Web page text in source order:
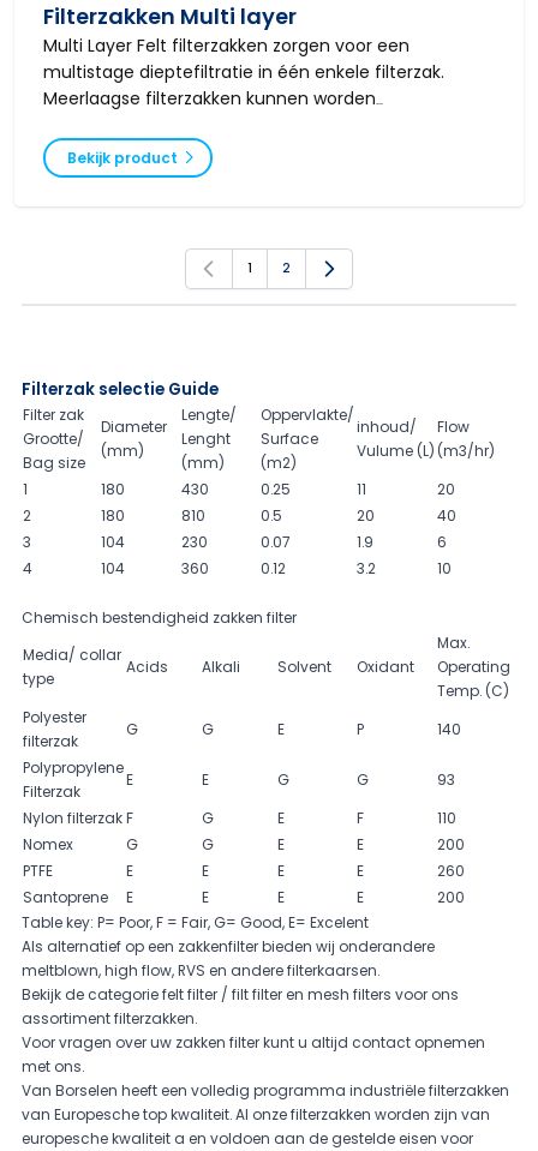
Filterzakken Multi layer
Multi Layer Felt filterzakken zorgen voor een
multistage dieptefiltratie in één enkele filterzak.
Meerlaagse filterzakken kunnen worden
polyester materiaal.
Bekijk product
U lees momenteel pagina
1 Pagina
2
Filterzak selectie Guide
Filter zak
Grootte/
Bag size
Diameter
(mm)
Lengte/
Lenght
(mm)
Oppervlakte/
Surface
(m2)
inhoud/
Vulume (L)
Flow
(m3/hr)
1
180 430 0.25 11
20
2
180 810 0.5 20
40
3
104 230 0.07 1.9
6
4
104 360 0.12 3.2 10
Chemisch bestendigheid zakken filter
Media/ collar
type
Acids Alkali Solvent Oxidant
Max.
Operating
Temp. (C)
Polyester
filterzak
G G E P
140
Polypropylene
Filterzak
E E G G
93
Nylon filterzakF G E F
110
Nomex
G G E E
200
PTFE
E E E E
260
Santoprene
E E E E
200
Table key: P= Poor, F = Fair, G= Good, E= Excelent
Als alternatief op een zakkenfilterbieden wij onderandere
meltblown, high flow,RVS en andere filterkaarsen.
Bekijk de categoriefelt filter / filt filteren mesh filters voor ons
assortiment filterzakken.
Voor vragen over uw zakken filter kunt u altijd contact opnemen
met ons.
Van Borselen heeft een volledig programma industriële filterzakken
van Europesche top kwaliteit. Al onze filterzakken worden zijn van
europesche kwaliteit a en voldoen aan de gestelde eisen voor